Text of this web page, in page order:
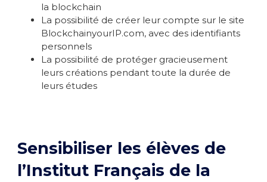
la blockchain
La possibilité de créer leur compte sur le site
BlockchainyourIP.com, avec des identifiants
personnels
La possibilité de protéger gracieusement
leurs créations pendant toute la durée de
leurs études
Sensibiliser les élèves de
l’Institut Français de la